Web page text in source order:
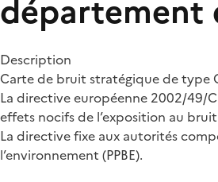
département
Description
Carte de bruit stratégique de type
La directive européenne 2002/49/
effets nocifs de l’exposition au
La directive fixe aux autorités
l’environnement (PPBE).